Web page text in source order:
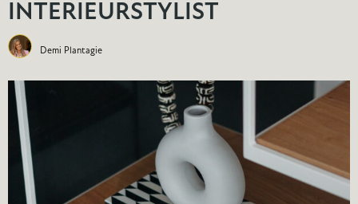
INTERIEURSTYLIST
Demi Plantagie